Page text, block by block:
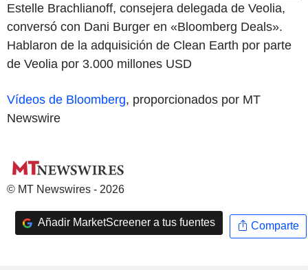
Estelle Brachlianoff, consejera delegada de Veolia,
conversó con Dani Burger en «Bloomberg Deals».
Hablaron de la adquisición de Clean Earth por parte
de Veolia por 3.000 millones USD
Vídeos de Bloomberg, proporcionados por MT
Newswire
© MT Newswires - 2026
Añadir MarketScreener a tus fuentes Comparte